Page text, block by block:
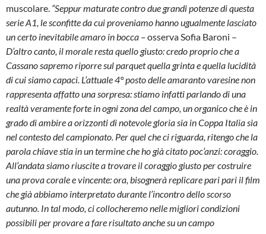
muscolare. “Seppur maturate contro due grandi potenze di questa
serie A1, le sconfitte da cui proveniamo hanno ugualmente lasciato
un certo inevitabile amaro in bocca –osserva Sofia Baroni –
D’altro canto, il morale resta quello giusto: credo proprio che a
Cassano sapremo riporre sul parquet quella grinta e quella lucidità
di cui siamo capaci. L’attuale 4° posto delle amaranto varesine non
rappresenta affatto una sorpresa: stiamo infatti parlando di una
realtà veramente forte in ogni zona del campo, un organico che è in
grado di ambire a orizzonti di notevole gloria sia in Coppa Italia sia
nel contesto del campionato. Per quel che ci riguarda, ritengo che la
parola chiave stia in un termine che ho già citato poc’anzi: coraggio.
All’andata siamo riuscite a trovare il coraggio giusto per costruire
una prova corale e vincente: ora, bisognerà replicare pari pari il film
che già abbiamo interpretato durante l’incontro dello scorso
autunno. In tal modo, ci collocheremo nelle migliori condizioni
possibili per provare a fare risultato anche su un campo